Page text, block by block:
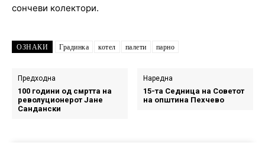
сончеви колектори.
ОЗНАКИ Градинка котел палети парно
Предходна
100 години од смртта на
револуционерот Јане
Сандански
Наредна
15-та Седница на Советот
на општина Пехчево